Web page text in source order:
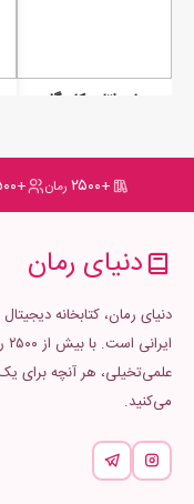
رمان اتاق کاهگلی
+۲۵۰۰ رمان +۵۰۰ هزار
دنیای رمان
دنیای رمان، کتابخانه
علمی‌تخیلی، هر آنچه برای
می‌کنید.